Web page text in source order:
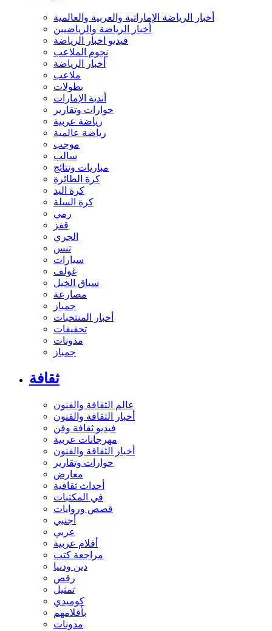
أخبار الرياضة الإماراتية والعربية والعالمية
أخبار الرياضة والرياضيين
فيديو اخبار الرياضة
نجوم الملاعب
أخبار الرياضة
ملاعب
بطولات
أندية الإمارات
حوارات وتقارير
رياضة عربية
رياضة عالمية
موجب
سالب
مباريات ونتائج
كرة الطائرة
كرة اليد
كرة السلة
رمي
قفز
الجري
تنس
سيارات
غولف
سباق الخيل
مصارعة
جمباز
أخبار المنتخبات
تحقيقات
مدونات
جمباز
ثقافة
عالم الثقافة والفنون
أخبار الثقافة والفنون
فيديو ثقافة وفن
مهرجانات عربية
أخبار الثقافة والفنون
حوارات وتقارير
معارض
أحداث ثقافية
في المكتبات
قصص وروايات
أجنبي
عربي
أفلام عربية
مراجعة كتب
دين ودنيا
رقص
تمثيل
كوميدي
بأقلامهم
مدونات